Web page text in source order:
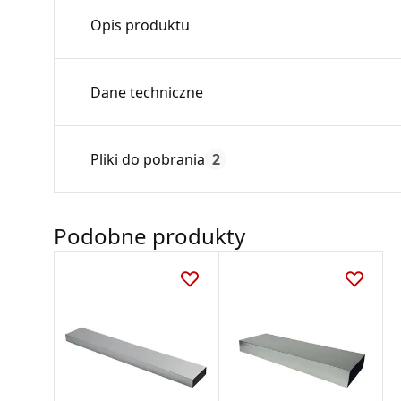
Opis produktu
dystrybucji gorącego powietrza .
Dane techniczne
Czas gwarancji:
Pliki do pobrania 2
Deklaracja
KDWU 04_2022.pdf
Podobne produkty